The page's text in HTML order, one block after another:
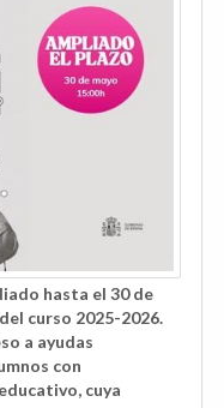
hasta el 30 de
curso 2025-2026.
a ayudas
con
cuya